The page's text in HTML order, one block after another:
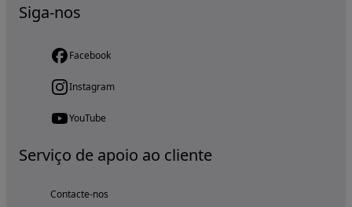
Siga-nos
Facebook
Instagram
YouTube
Serviço de apoio ao cliente
Contacte-nos